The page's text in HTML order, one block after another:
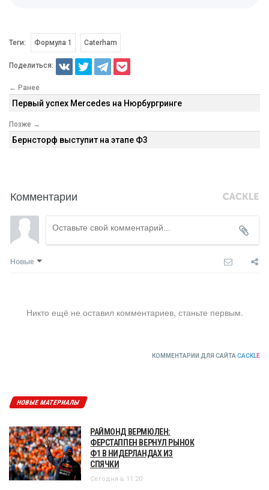
Теги: Формула 1 Caterham
Поделиться:
← Ранее
Первый успех Mercedes на Нюрбургринге
Позже →
Бернсторф выступит на этапе Ф3
Комментарии
Новые
Никто ещё не оставил комментариев, станьте первым.
КОММЕНТАРИИ ДЛЯ САЙТА CACKLE
НОВЫЕ МАТЕРИАЛЫ
РАЙМОНД ВЕРМЮЛЕН:
ФЕРСТАППЕН ВЕРНУЛ РЫНОК
Ф1 В НИДЕРЛАНДАХ ИЗ
СПЯЧКИ
Сегодня в 11:20